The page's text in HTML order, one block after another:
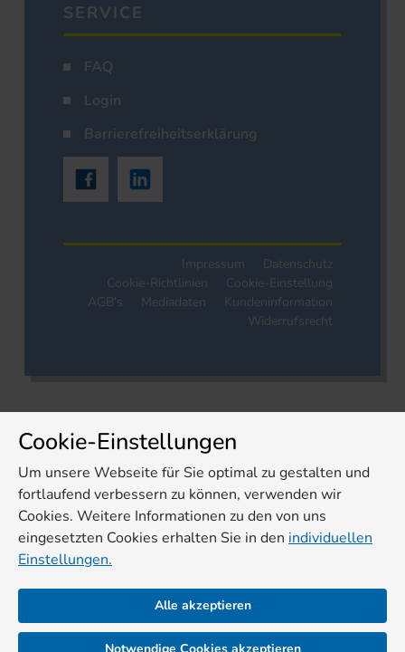
SERVICE
FAQ
Login
Barrierefreiheitserklärung
Impressum
Datenschutz
Cookie-Richtlinien
Cookie-Einstellung
AGB's
Mediadaten
Kundeninformation
Widerrufsrecht
Cookie-Einstellungen
Um unsere Webseite für Sie optimal zu gestalten und
fortlaufend verbessern zu können, verwenden wir
Cookies. Weitere Informationen zu den von uns
eingesetzten Cookies erhalten Sie in den individuellen
Einstellungen.
Alle akzeptieren